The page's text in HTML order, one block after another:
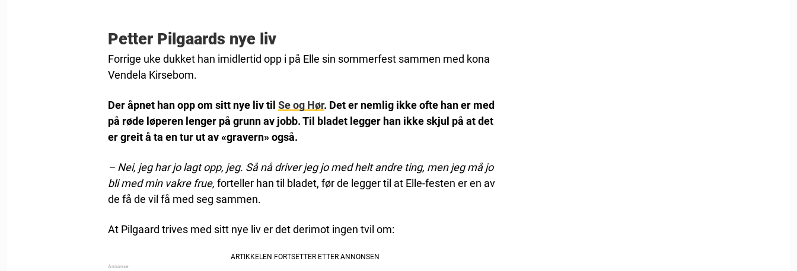
Petter Pilgaards nye liv
Forrige uke dukket han imidlertid opp i på Elle sin sommerfest sammen med kona
Vendela Kirsebom.
Der åpnet han opp om sitt nye liv til Se og Hør. Det er nemlig ikke ofte han er med
på røde løperen lenger på grunn av jobb. Til bladet legger han ikke skjul på at det
er greit å ta en tur ut av «gravern» også.
– Nei, jeg har jo lagt opp, jeg. Så nå driver jeg jo med helt andre ting, men jeg må jo
bli med min vakre frue, forteller han til bladet, før de legger til at Elle-festen er en av
de få de vil få med seg sammen.
At Pilgaard trives med sitt nye liv er det derimot ingen tvil om: